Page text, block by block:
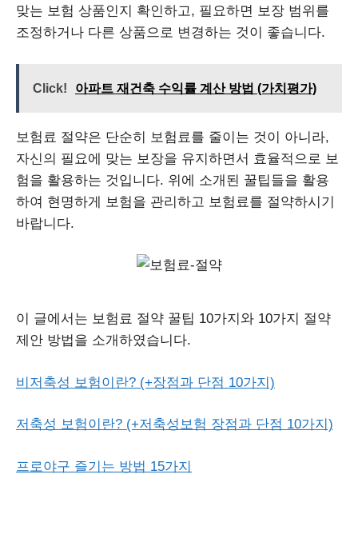
맞는 보험 상품인지 확인하고, 필요하면 보장 범위를
조정하거나 다른 상품으로 변경하는 것이 좋습니다.
Click! 아파트 재건축 수익률 계산 방법 (가치평가)
보험료 절약은 단순히 보험료를 줄이는 것이 아니라,
자신의 필요에 맞는 보장을 유지하면서 효율적으로 보
험을 활용하는 것입니다. 위에 소개된 꿀팁들을 활용
하여 현명하게 보험을 관리하고 보험료를 절약하시기
바랍니다.
이 글에서는 보험료 절약 꿀팁 10가지와 10가지 절약
제안 방법을 소개하였습니다.
비저축성 보험이란? (+장점과 단점 10가지)
저축성 보험이란? (+저축성보험 장점과 단점 10가지)
프로야구 즐기는 방법 15가지